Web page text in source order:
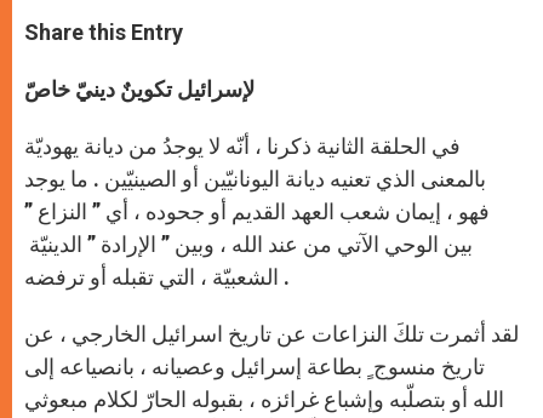
t
s
p
p
s
e
g
e
e
b
o
k
r
Share this Entry
لإسرائيل تكوينٌ دينيّ خاصّ
في الحلقة الثانية ذكرنا ، أنّه لا يوجدُ من ديانة يهوديّة
بالمعنى الذي تعنيه ديانة اليونانيّين أو الصينيّين . ما يوجد
فهو ، إيمان شعب العهد القديم أو جحوده ، أي ” النزاع ”
بين الوحي الآتي من عند الله ، وبين ” الإرادة ” الدينيّة
الشعبيّة ، التي تقبله أو ترفضه .
لقد أثمرت تلكَ النزاعات عن تاريخ اسرائيل الخارجي ، عن
تاريخ منسوج ٍ بطاعة إسرائيل وعصيانه ، بانصياعه إلى
الله أو بتصلّبه وإشباع غرائزه ، بقبوله الحارّ لكلام مبعوثي